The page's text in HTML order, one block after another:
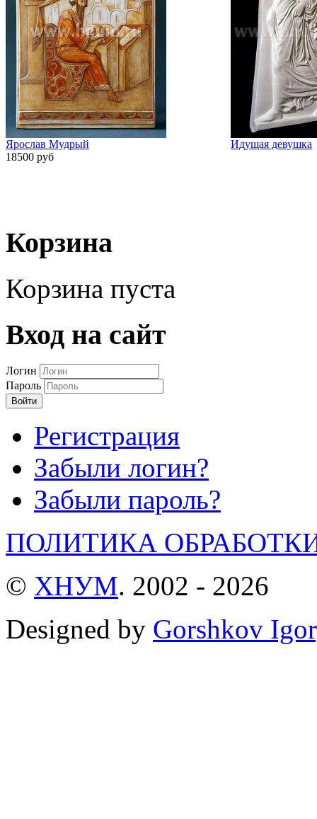
Ярослав Мудрый
18500 руб
Идущая девушка
Корзина
Корзина пуста
Вход на сайт
Логин
Пароль
Войти
Регистрация
Забыли логин?
Забыли пароль?
ПОЛИТИКА
© ХНУМ. 2002 - 2026
Designed by Gorshkov Igor